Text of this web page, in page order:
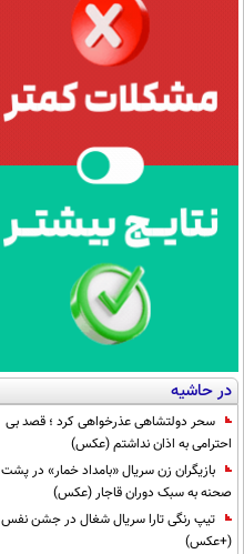
در حاشیه
سحر دولتشاهی عذرخواهی کرد ؛ قصد بی
احترامی به اذان نداشتم (عکس)
بازیگران زن سریال «بامداد خمار» در پشت
صحنه به سبک دوران قاجار (عکس)
تیپ رنگی تارا سریال شغال در جشن نفس
(+عکس)